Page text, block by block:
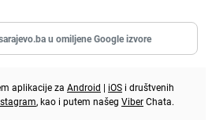
u omiljene Google izvore
aplikacije za Android | iOS i društvenih
, kao i putem našeg ViberChata.